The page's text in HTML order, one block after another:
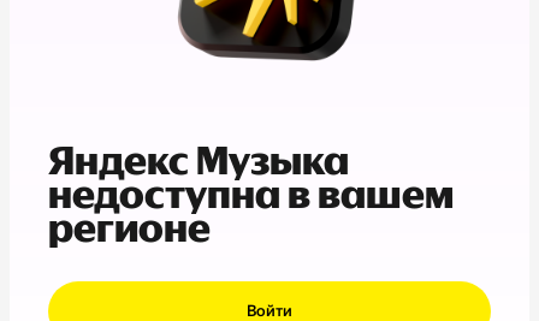
Яндекс Музыка
недоступна в вашем
регионе
Войти